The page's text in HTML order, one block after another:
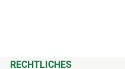
RECHTLICHES